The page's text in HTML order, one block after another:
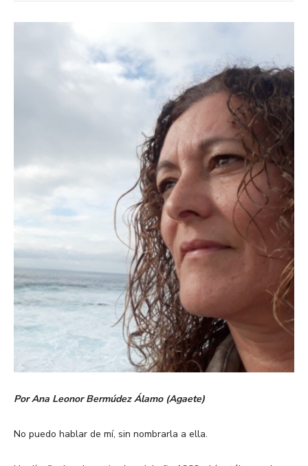
Por Ana Leonor Bermúdez Álamo (Agaete)
No puedo hablar de mí, sin nombrarla a ella.